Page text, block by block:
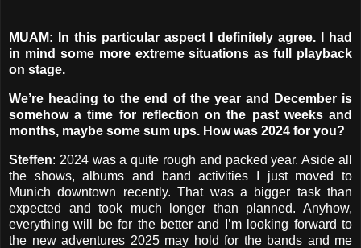
MUAM: In this particular aspect I definitely agree. I had
in mind some more extreme situations as full playback
on stage.
We’re heading to the end of the year and December is
somehow a time for reflection on the past weeks and
months, maybe some sum ups. How was 2024 for you?
Steffen: 2024 was a quite rough and packed year. Aside all
the shows, albums and band activities I just moved to
Munich downtown recently. That was a bigger task than
expected and took much longer than planned. Anyhow,
everything will be for the better and I’m looking forward to
the new adventures 2025 may hold for the bands and me